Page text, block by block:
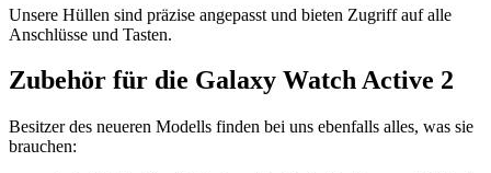
Unsere Hüllen sind präzise angepasst und bieten Zugriff auf alle
Anschlüsse und Tasten.
Zubehör für die Galaxy Watch Active 2
Besitzer des neueren Modells finden bei uns ebenfalls alles, was sie
brauchen: